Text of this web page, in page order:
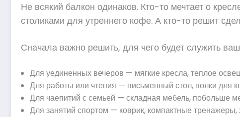
Не всякий балкон одинаков. Кто-то мечтает о
столиками для утреннего кофе. А кто-то решит
Сначала важно решить, для чего будет служить
Для уединенных вечеров — мягкие кресла, теплое
Для работы или чтения — письменный стол, полки для
Для чаепитий с семьей — складная мебель, побольше
Для занятий спортом — коврик, компактные